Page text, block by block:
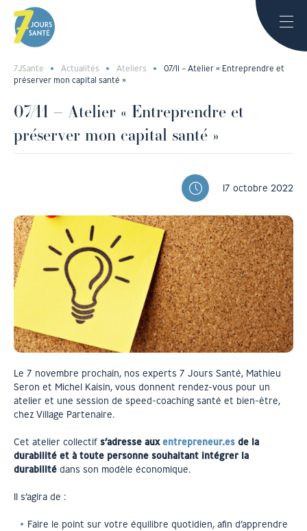
7JSante Actualités Ateliers
07/11 – Atelier « Entreprendre et
préserver mon capital santé »
07/11 – Atelier « Entreprendre et
préserver mon capital santé »
17 octobre 2022
Le 7 novembre prochain, nos experts 7 Jours Santé, Mathieu
Seron et Michel Kaisin, vous donnent rendez-vous pour un
atelier et une session de speed-coaching santé et bien-être,
chez Village Partenaire.
Cet atelier collectif s’adresse auxentrepreneur.es de la
durabilité et à toute personne souhaitant intégrer la
durabilité dans son modèle économique.
Il s’agira de :
Faire le point sur votre équilibre quotidien, afin d’apprendre